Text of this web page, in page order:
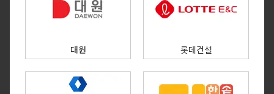
대원 롯데건설